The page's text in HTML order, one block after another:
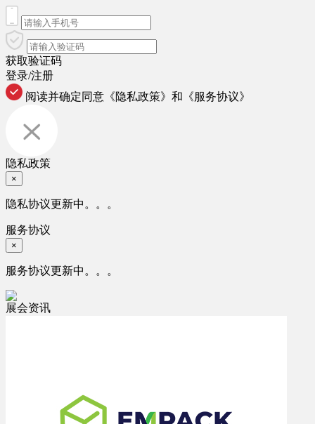
获取验证码
登录/注册
阅读并确定同意 《隐私政策》 和 《服务协议》
隐私政策
×
隐私协议更新中。。。
服务协议
×
服务协议更新中。。。
展会资讯